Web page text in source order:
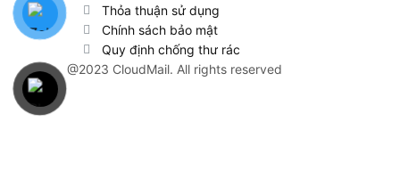
@2023 CloudMail. All rights reserved
Thỏa thuận sử dụng
Chính sách bảo mật
Quy định chống thư rác